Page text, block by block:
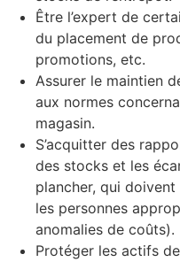
Être l’expert de
du placement de
promotions, etc.
Assurer le maintien
aux normes
magasin.
S’acquitter des
des stocks et les
plancher, qui
les personnes
anomalies de coûts).
Protéger les actifs